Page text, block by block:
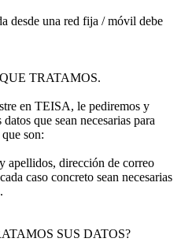
desde una red fija / móvil debe
TRATAMOS.
en TEISA, le pediremos y
que sean necesarias para
son:
apellidos, dirección de correo
caso concreto sean necesarias
SUS DATOS?